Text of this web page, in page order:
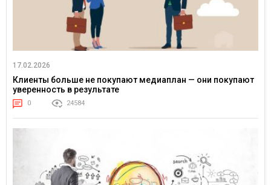
17.02.2026
Клиенты больше не покупают медиаплан — они покупают
уверенность в результате
0 24584